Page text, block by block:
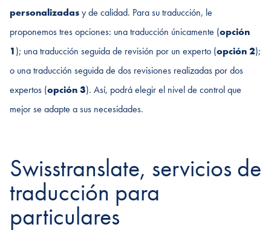
personalizadasy de calidad. Para su traducción, le
proponemos tres opciones: una traducción únicamente (opción
1); una traducción seguida de revisión por un experto (opción 2);
o una traducción seguida de dos revisiones realizadas por dos
expertos (opción 3). Así, podrá elegir el nivel de control que
mejor se adapte a sus necesidades.
Swisstranslate, servicios de
traducción para
particulares